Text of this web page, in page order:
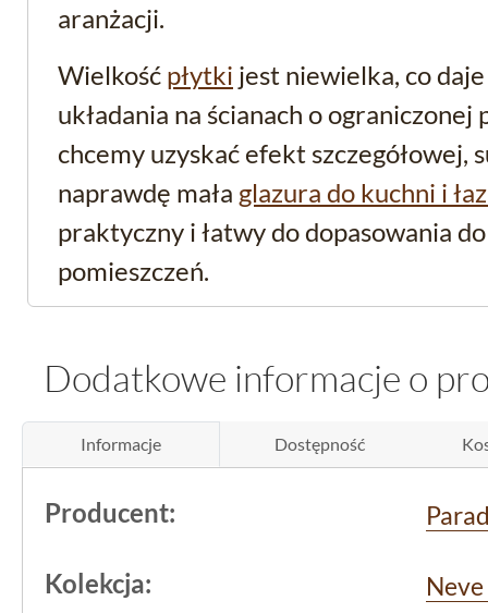
aranżacji.
Wielkość płytki jest niewielka, co
układania na ścianach o
chcemy uzyskać efekt szczegółowej,
naprawdę mała glazura do kuchni i
praktyczny i łatwy do dopasowania
pomieszczeń.
kuchni i łazience
Produkt należy do kategorii
glazura
powierzchnia ułatwia czyszczenie i
odcisków palców czy niewielkich
Dodatkowe informacje o
Informacje Dostępność
Producent:
Kolekcja: